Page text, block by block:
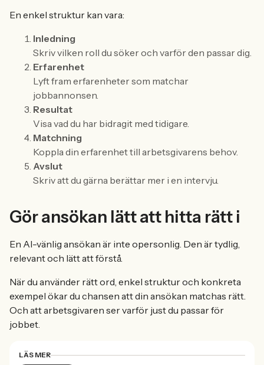
En enkel struktur kan vara:
Inledning
Skriv vilken roll du söker och varför den passar dig.
Erfarenhet
Lyft fram erfarenheter som matchar
jobbannonsen.
Resultat
Visa vad du har bidragit med tidigare.
Matchning
Koppla din erfarenhet till arbetsgivarens behov.
Avslut
Skriv att du gärna berättar mer i en intervju.
Gör ansökan lätt att hitta rätt i
En AI-vänlig ansökan är inte opersonlig. Den är tydlig,
relevant och lätt att förstå.
När du använder rätt ord, enkel struktur och konkreta
exempel ökar du chansen att din ansökan matchas rätt.
Och att arbetsgivaren ser varför just du passar för
jobbet.
LÄS MER